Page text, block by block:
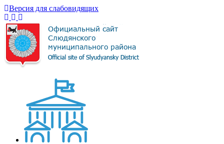
Версия для слабовидящих